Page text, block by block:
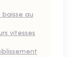
baisse au
vitesses